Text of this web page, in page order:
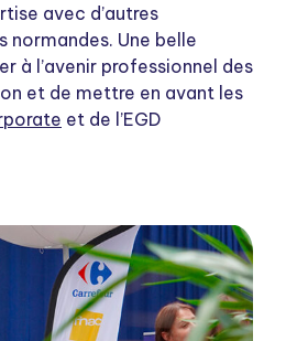
avec d’autres
normandes. Une belle
à l’avenir professionnel des
et de mettre en avant les
et de l’EGD